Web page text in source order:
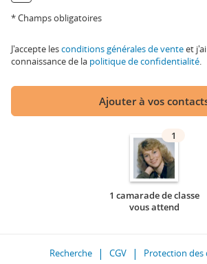
* Champs obligatoires
J'accepte lesconditions générales de venteet
connaissance de la politique de confidentialité.
Ajouter à vos
1
1 camarade de classe
vous attend
Recherche CGV
Protection des